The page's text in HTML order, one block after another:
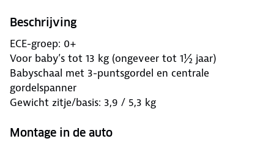
Beschrijving
ECE-groep: 0+
Voor baby’s tot 13 kg (ongeveer tot 1½ jaar)
Babyschaal met 3-puntsgordel en centrale
gordelspanner
Gewicht zitje/basis: 3,9 / 5,3 kg
Montage in de auto